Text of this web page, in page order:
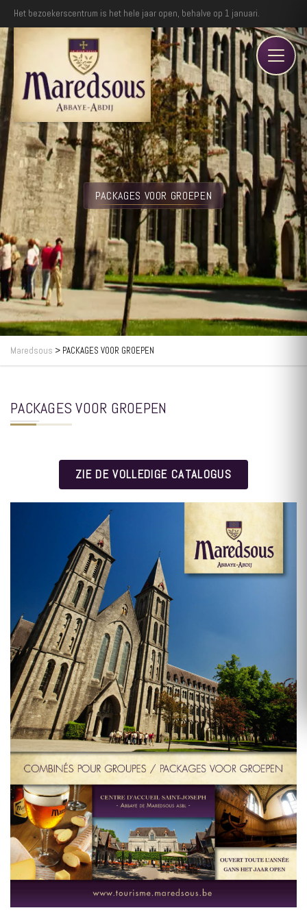
Het bezoekerscentrum is het hele jaar open, behalve op 1 januari.
PACKAGES VOOR GROEPEN
Maredsous > PACKAGES VOOR GROEPEN
PACKAGES VOOR GROEPEN
ZIE DE VOLLEDIGE CATALOGUS